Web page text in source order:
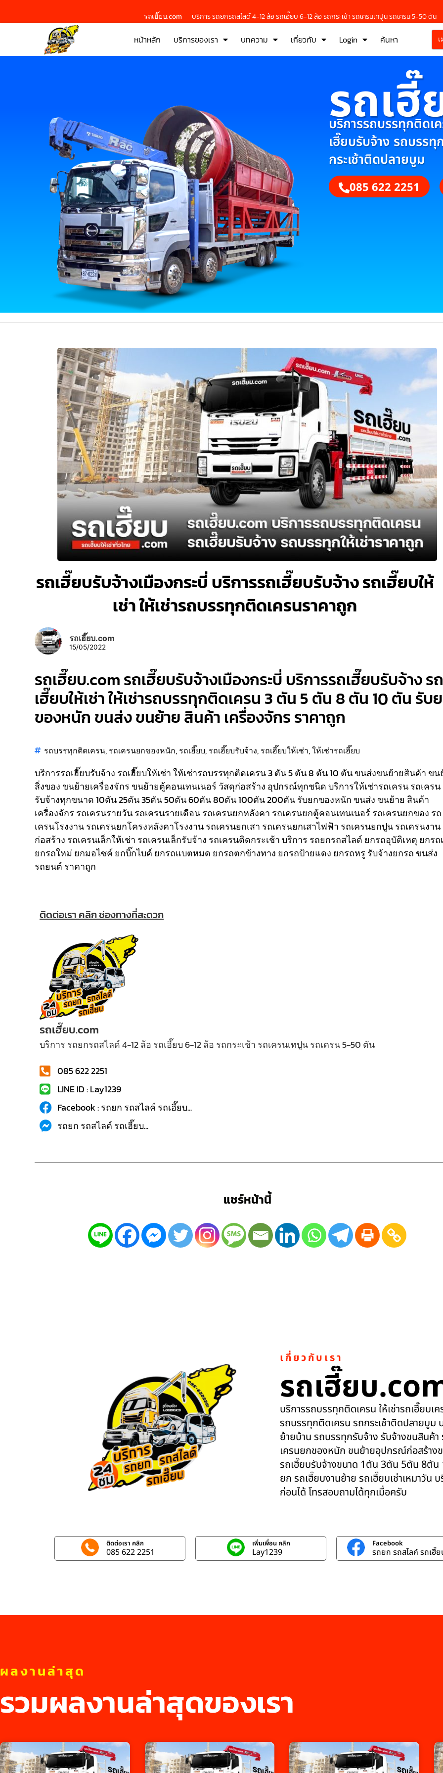
รถเฮี๊ยบ.com บริการ รถยกรถสไลด์ 4-12 ล้อ รถเฮี๊ยบ 6-12 ล้อ รถกระเช้า รถเครนเทปูน รถเครน 5-50 ตัน
หน้าหลัก บริการของเรา บทความ เกี่ยวกับ Login ค้นหา
รถเฮี๊
บริการรถบรรทุกติดเ
เฮี๊ยบรับจ้าง รถบรรทุ
กระเช้าติดปลายบูม
085 622 2251
รถเฮี๊ยบรับจ้างเมืองกระบี่ บริการรถเฮี๊ยบรับจ้าง รถเฮี๊ยบให้
เช่า ให้เช่ารถบรรทุกติดเครนราคาถูก
รถเฮี๊ยบ.com
15/05/2022
รถเฮี๊ยบ.com รถเฮี๊ยบรับจ้างเมืองกระบี่ บริการรถเฮี๊ยบรับจ้าง รถ
เฮี๊ยบให้เช่า ให้เช่ารถบรรทุกติดเครน 3 ตัน 5 ตัน 8 ตัน 10 ตัน รับ
ของหนัก ขนส่ง ขนย้าย สินค้า เครื่องจักร ราคาถูก
รถบรรทุกติดเครน, รถเครนยกของหนัก, รถเฮี๊ยบ, รถเฮี๊ยบรับจ้าง, รถเฮี๊ยบให้เช่า,ให้เช่ารถเฮี๊ยบ
บริการรถเฮี๊ยบรับจ้าง รถเฮี๊ยบให้เช่า ให้เช่ารถบรรทุกติดเครน 3 ตัน 5 ตัน 8 ตัน 10 ตัน ขนส่งขนย้ายสินค้า ขน
สิ่งของ ขนย้ายเครื่องจักร ขนย้ายตู้คอนเทนเนอร์ วัสดุก่อสร้าง อุปกรณ์ทุกชนิดบริการให้เช่ารถเครน รถเครน
รับจ้างทุกขนาด 10ตัน 25ตัน 35ตัน 50ตัน 60ตัน 80ตัน 100ตัน 200ตัน รับยกของหนัก ขนส่ง ขนย้าย สินค้า
เครื่องจักร รถเครนรายวัน รถเครนรายเดือน รถเครนยกหลังคา รถเครนยกตู้คอนเทนเนอร์ รถเครนยกของ รถ
เครนโรงงาน รถเครนยกโครงหลังคาโรงงาน รถเครนยกเสา รถเครนยกเสาไฟฟ้า รถเครนยกปูน รถเครนงาน
ก่อสร้าง รถเครนเล็กให้เช่า รถเครนเล็กรับจ้าง รถเครนติดกระเช้าบริการ รถยกรถสไลด์ ยกรถอุบัติเหตุ ยกรถ
ยกรถใหม่ ยกมอไซค์ ยกบิ๊กไบค์ ยกรถแบตหมด ยกรถตกข้างทาง ยกรถป้ายแดง ยกรถหรู รับจ้างยกรถ ขนส่ง
รถยนต์ ราคาถูก
ติดต่อเรา คลิก ช่องทางที่สะดวก
รถเฮี๊ยบ.com
บริการ รถยกรถสไลด์ 4-12 ล้อ รถเฮี๊ยบ 6-12 ล้อ รถกระเช้า รถเครนเทปูน รถเครน 5-50 ตัน
085 622 2251
LINE ID : Lay1239
Facebook : รถยก รถสไลค์ รถเฮี๊ยบ...
รถยก รถสไลค์ รถเฮี๊ยบ...
แชร์หน้านี้
เกี่ยวกับเรา
รถเฮี๊ยบ
บริการรถบรรทุกติดเครน ให้เช่ารถเฮี๊ยบเ
รถบรรทุกติดเครน รถกระเช้าติดปลายบู
ย้ายบ้าน รถบรรทุกรับจ้าง รับจ้างขนสินค้
เครนยกของหนัก ขนย้ายอุปกรณ์ก่อสร้าง
รถเฮี๊ยบรับจ้างขนาด 1ตัน 3ตัน 5ตัน 8ตั
ยก รถเฮี๊ยบงานย้าย รถเฮี๊ยบเช่าเหมาวัน
ก่อนได้ โทรสอบถามได้ทุกเมื่อครับ
ติดต่อเรา คลิก
085 622 2251
เพิ่มเพื่อน คลิก
Lay1239
Facebook
รถยก รถสไลค์ รถเฮี๊ย
ผลงานล่าสุด
รวมผลงานล่าสุดของเรา